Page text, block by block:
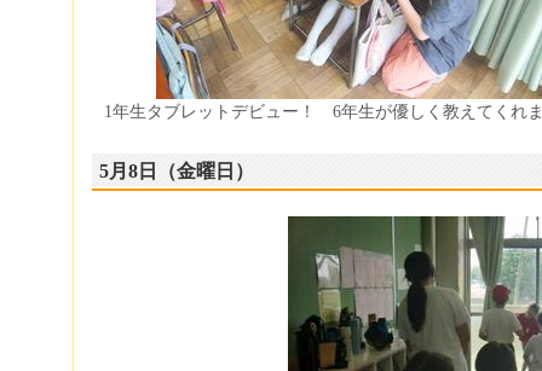
1年生タブレットデビュー！ 6年生が優しく教えてくれ
5月8日（金曜日）